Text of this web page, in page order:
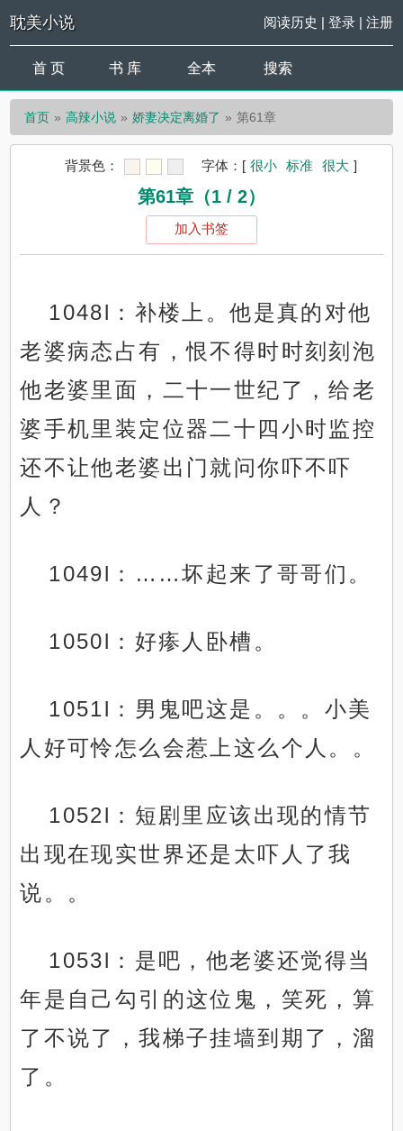
耽美小说 阅读历史 | 登录| 注册
首 页 书 库 全本 搜索
首页 高辣小说 娇妻决定离婚了 第61章
背景色： 字体： [ 很小 标准 很大 ]
第61章（1 / 2）
加入书签
1048l：补楼上。他是真的对他
老婆病态占有，恨不得时时刻刻泡
他老婆里面，二十一世纪了，给老
婆手机里装定位器二十四小时监控
还不让他老婆出门就问你吓不吓
人？
1049l：……坏起来了哥哥们。
1050l：好瘆人卧槽。
1051l：男鬼吧这是。。。小美
人好可怜怎么会惹上这么个人。。
1052l：短剧里应该出现的情节
出现在现实世界还是太吓人了我
说。。
1053l：是吧，他老婆还觉得当
年是自己勾引的这位鬼，笑死，算
了不说了，我梯子挂墙到期了，溜
了。